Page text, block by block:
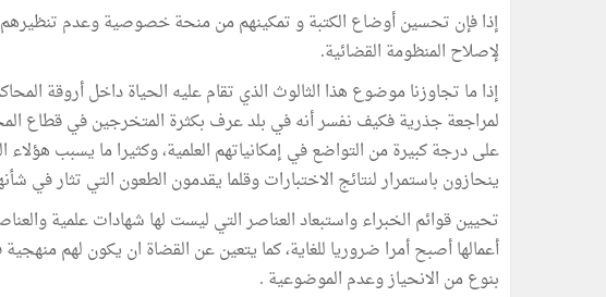
إذا فإن تحسين أوضاع الكتبة و تمكينهم من منحة خصوصية وعدم تنظيرهم
لإصلاح المنظومة القضائية.
إذا ما تجاوزنا موضوع هذا الثالوث الذي تقام عليه الحياة داخل أروقة
لمراجعة جذرية فكيف نفسر أنه في بلد عرف بكثرة المتخرجين في قطاع
على درجة كبيرة من التواضع في إمكانياتهم العلمية، وكثيرا ما يسبب
ينحازون باستمرار لنتائج الاختبارات وقلما يقدمون الطعون التي تثار في
تحيين قوائم الخبراء واستبعاد العناصر التي ليست لها شهادات علمية
أعمالها أصبح أمرا ضروريا للغاية، كما يتعين عن القضاة ان يكون لهم
بنوع من الانحياز وعدم الموضوعية .